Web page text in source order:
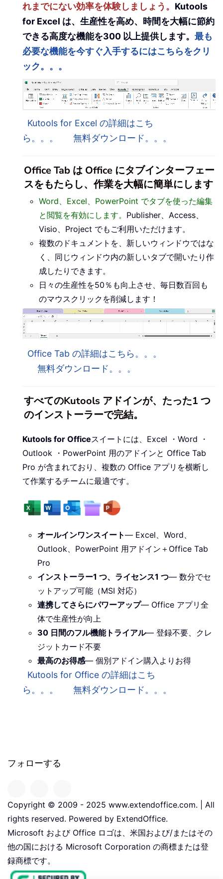
れまでにない効率を体験しましょう。 Kutools
for Excel は、生産性を高め、時間を大幅に節約
できる高度な機能を300 以上提供します。 最も
必要な機能を今すぐ入手するにはこちらをクリ
ック。。。
Kutools for Excel の詳細はこち
ら。。。
無料ダウンロード。。。
Office Tab は Office にタブインターフェー
スをもたらし、作業を大幅に簡単にします
Word、Excel、PowerPoint でタブを使った編集
と閲覧を有効にします。 Publisher、Access、
Visio、Project でもご利用いただけます。
複数のドキュメントを、新しいウィンドウではな
く、同じウィンドウ内の新しいタブで開いたり作
成したりできます。
日々の生産性を50％も向上させ、毎日数百回も
のマウスクリックを削減します！
Office Tab の詳細はこちら。。。
無料ダウンロード。。。
すべてのKutools アドインが、たった1 つ
のインストーラーで完結。
Kutools for Officeスイートには、Excel ・Word ・
Outlook ・PowerPoint 用のアドインと Office Tab
Pro が含まれており、複数の Office アプリを横断し
て作業するチームに最適です。
オールインワンスイート— Excel、Word、
Outlook、PowerPoint 用アドイン＋Office Tab
Pro
インストーラー1 つ、ライセンス1 つ— 数分でセ
ットアップ可能（MSI 対応）
連携してさらにパワーアップ— Office アプリ全
体で生産性が向上
30 日間のフル機能トライアル— 登録不要、クレ
ジットカード不要
最高のお得感— 個別アドイン購入よりお得
Kutools for Office の詳細はこち
ら。。。
無料ダウンロード。。。
フォローする
Copyright © 2009 - 2025 www.extendoffice.com. | All
rights reserved. Powered by ExtendOffice.
Microsoft および Office ロゴは、米国および/またはその
他の国における Microsoft Corporation の商標または登
録商標です。